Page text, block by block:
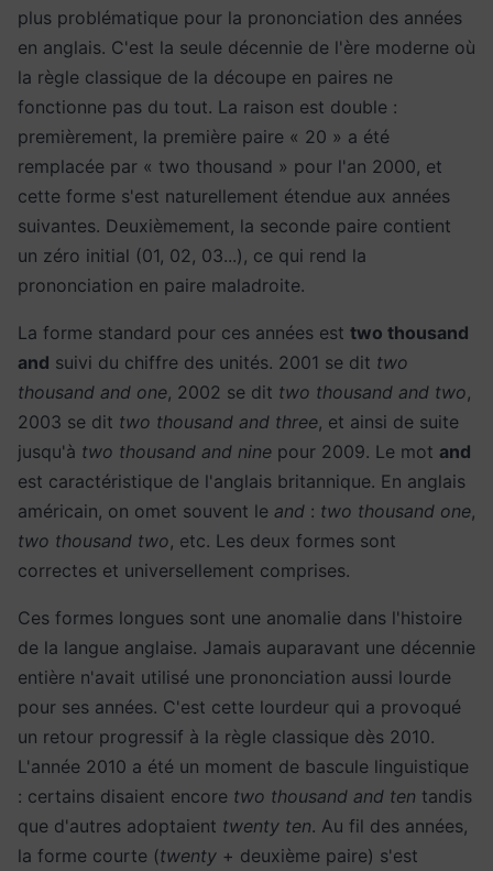
plus problématique pour la prononciation des années
en anglais. C'est la seule décennie de l'ère moderne où
la règle classique de la découpe en paires ne
fonctionne pas du tout. La raison est double :
premièrement, la première paire « 20 » a été
remplacée par « two thousand » pour l'an 2000, et
cette forme s'est naturellement étendue aux années
suivantes. Deuxièmement, la seconde paire contient
un zéro initial (01, 02, 03...), ce qui rend la
prononciation en paire maladroite.
La forme standard pour ces années est two thousand
and suivi du chiffre des unités. 2001 se dit two
thousand and one, 2002 se dit two thousand and two,
2003 se dit two thousand and three, et ainsi de suite
jusqu'à two thousand and nine pour 2009. Le mot and
est caractéristique de l'anglais britannique. En anglais
américain, on omet souvent le and : two thousand one,
two thousand two, etc. Les deux formes sont
correctes et universellement comprises.
Ces formes longues sont une anomalie dans l'histoire
de la langue anglaise. Jamais auparavant une décennie
entière n'avait utilisé une prononciation aussi lourde
pour ses années. C'est cette lourdeur qui a provoqué
un retour progressif à la règle classique dès 2010.
L'année 2010 a été un moment de bascule linguistique
: certains disaient encore two thousand and ten tandis
que d'autres adoptaient twenty ten. Au fil des années,
la forme courte (twenty + deuxième paire) s'est